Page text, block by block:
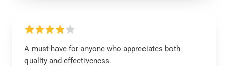
A must-have for anyone who appreciates both
quality and effectiveness.